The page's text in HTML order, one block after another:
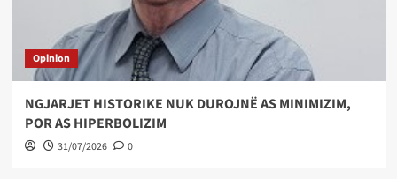
Opinion
NGJARJET HISTORIKE NUK DUROJNË AS MINIMIZIM,
POR AS HIPERBOLIZIM
31/07/2026 0